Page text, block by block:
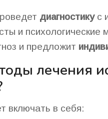
диагностикус
и
и предложит
лечения
включать в себя: